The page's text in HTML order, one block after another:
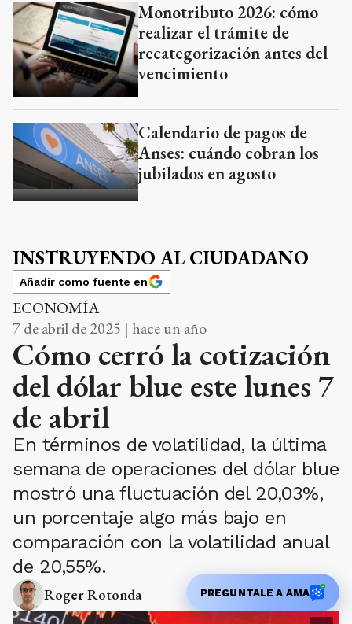
Monotributo 2026: cómo
realizar el trámite de
recategorización antes del
vencimiento
Calendario de pagos de
Anses: cuándo cobran los
jubilados en agosto
INSTRUYENDO AL CIUDADANO
Añadir como fuente en
ECONOMÍA
7 de abril de 2025 | hace un año
Cómo cerró la cotización
del dólar blue este lunes 7
de abril
En términos de volatilidad, la última
semana de operaciones del dólar blue
mostró una fluctuación del 20,03%,
un porcentaje algo más bajo en
comparación con la volatilidad anual
de 20,55%.
Roger Rotonda PREGUNTALE A AMA